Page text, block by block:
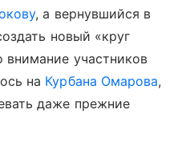
, а вернувшийся в
новый «круг
участников
на Курбана Омарова,
даже прежние